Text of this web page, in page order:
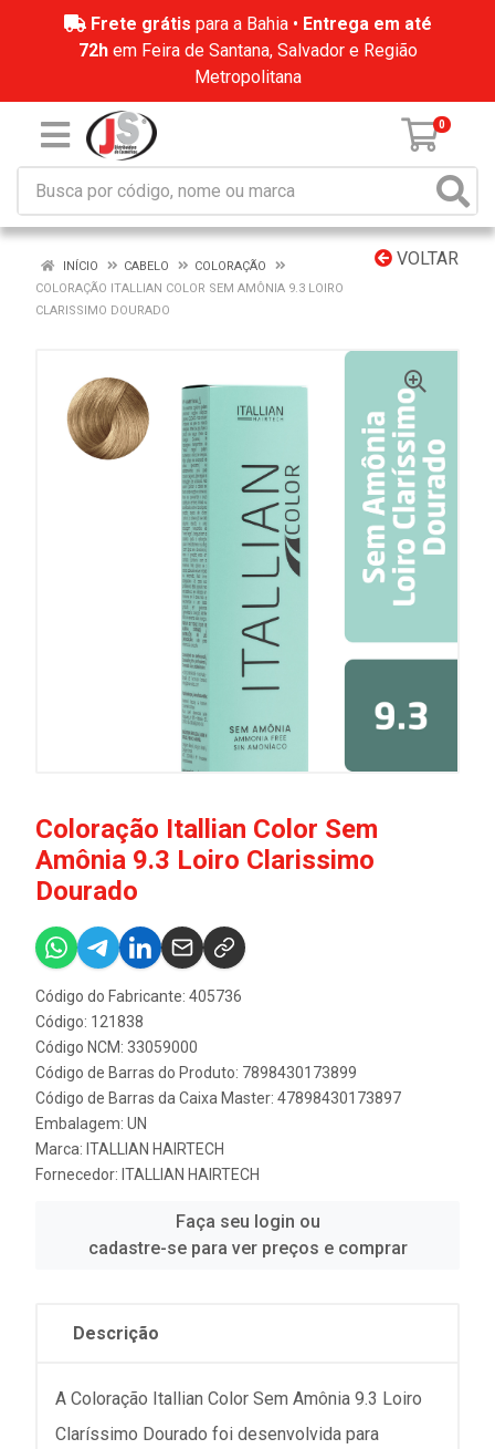
Frete grátis para a Bahia • Entrega em até
72hem Feira de Santana, Salvador e Região
Metropolitana
0
VOLTAR
INÍCIO CABELO
COLORAÇÃO
COLORAÇÃO ITALLIAN COLOR SEM AMÔNIA 9.3 LOIRO
CLARISSIMO DOURADO
Coloração Itallian Color Sem
Amônia 9.3 Loiro Clarissimo
Dourado
Código do Fabricante: 405736
Código: 121838
Código NCM: 33059000
Código de Barras do Produto: 7898430173899
Código de Barras da Caixa Master: 47898430173897
Embalagem: UN
Marca: ITALLIAN HAIRTECH
Fornecedor: ITALLIAN HAIRTECH
Faça seu login ou
cadastre-se para ver preços e comprar
Descrição
A Coloração Itallian Color Sem Amônia 9.3 Loiro
Claríssimo Dourado foi desenvolvida para